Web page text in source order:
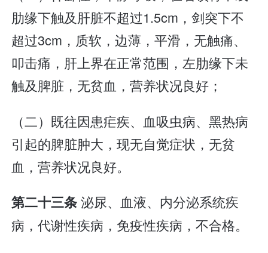
肋缘下触及肝脏不超过1.5cm，剑突下不
超过3cm，质软，边薄，平滑，无触痛、
叩击痛，肝上界在正常范围，左肋缘下未
触及脾脏，无贫血，营养状况良好；
（二）既往因患疟疾、血吸虫病、黑热病
引起的脾脏肿大，现无自觉症状，无贫
血，营养状况良好。
第二十三条泌尿、血液、内分泌系统疾
病，代谢性疾病，免疫性疾病，不合格。